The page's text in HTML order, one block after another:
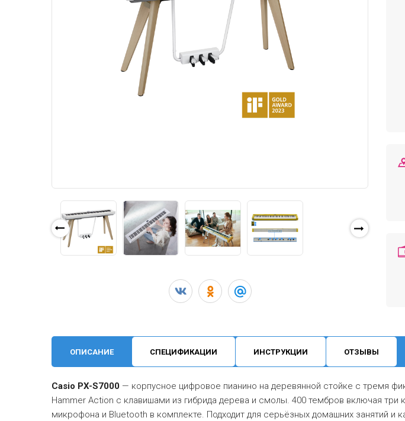
ОПИСАНИЕ СПЕЦИФИКАЦИИ ИНСТРУКЦИИ ОТЗЫВЫ
Casio PX-S7000 — корпусное цифровое пианино на деревянной стойке с тремя
Hammer Action с клавишами из гибрида дерева и смолы. 400 тембров включая три
микрофона и Bluetooth в комплекте. Подходит для серьёзных домашних занятий и